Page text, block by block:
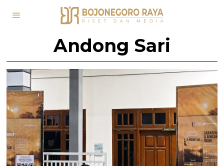
Andong Sari